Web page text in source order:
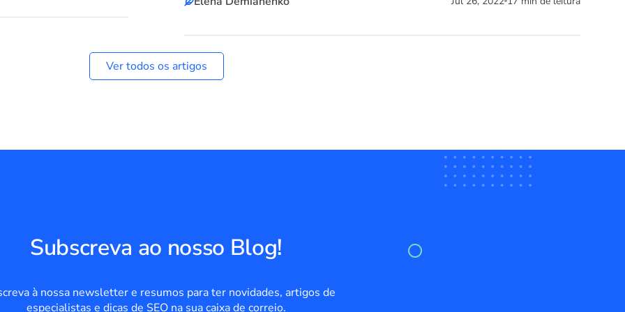
Ver todos os artigos
Subscreva ao nosso Blog!
à nossa newsletter e resumos para ter novidades, artigos de
especialistas e dicas de SEO na sua caixa de correio.